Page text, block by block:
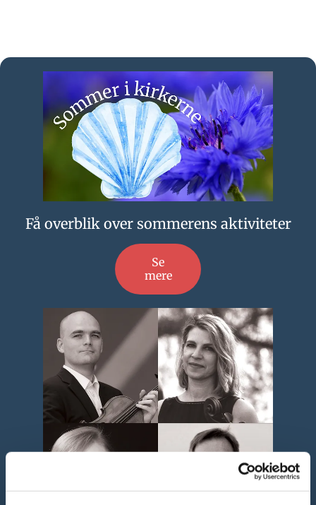
Få overblik over sommerens aktiviteter
Se
mere